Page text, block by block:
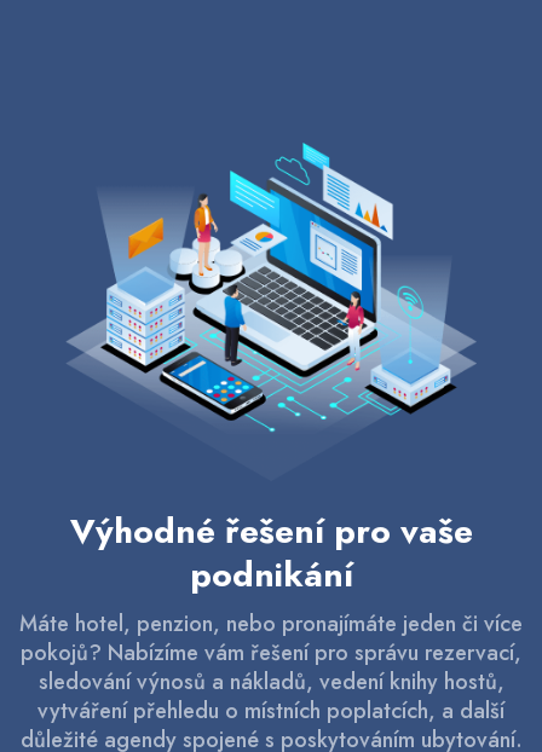
Výhodné řešení pro vaše
podnikání
Máte hotel, penzion, nebo pronajímáte jeden či více
pokojů? Nabízíme vám řešení pro správu rezervací,
sledování výnosů a nákladů, vedení knihy hostů,
vytváření přehledu o místních poplatcích, a další
důležité agendy spojené s poskytováním ubytování.